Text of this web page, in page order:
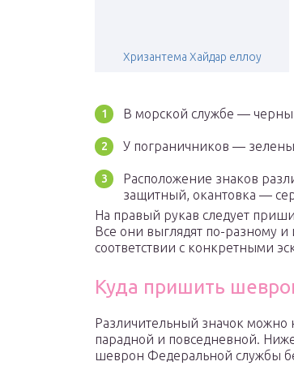
Хризантема Хайдар еллоу
В морской службе —
У пограничников —
Расположение знаков
защитный, окантовка —
На правый рукав следует
Все они выглядят по-разному и
соответствии с конкретными
Куда пришить
Различительный значок
парадной и повседневной.
шеврон Федеральной службы